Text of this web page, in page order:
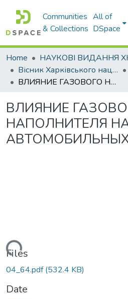
Communities
& Collections
All of
DSpace
Home
Вісник Харківського національного автомобільно-дорожнього університету / Вестник Харьковского национального автомобильно-дорожного университета
ВЛИЯНИЕ ГАЗОВОГО НАПОЛНИТЕЛЯ НА ЖЕСТКОСТЬ АВТОМОБИЛЬНЫХ ШИН
ВЛИЯНИЕ
НАПОЛНИТЕЛЯ
Files
04_64.pdf(532.4 KB)
Date